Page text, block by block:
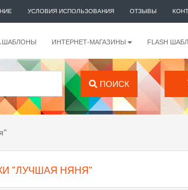
УСЛОВИЯ ИСПОЛЬЗОВАНИЯ ОТЗЫВЫ
ШАБЛОНЫ ИНТЕРНЕТ-МАГАЗИНЫ FLASH
ПОИСК
"ЛУЧШАЯ НЯНЯ"